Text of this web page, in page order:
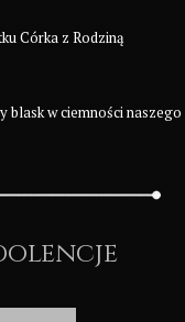
Córka z Rodziną
blask w ciemności naszego